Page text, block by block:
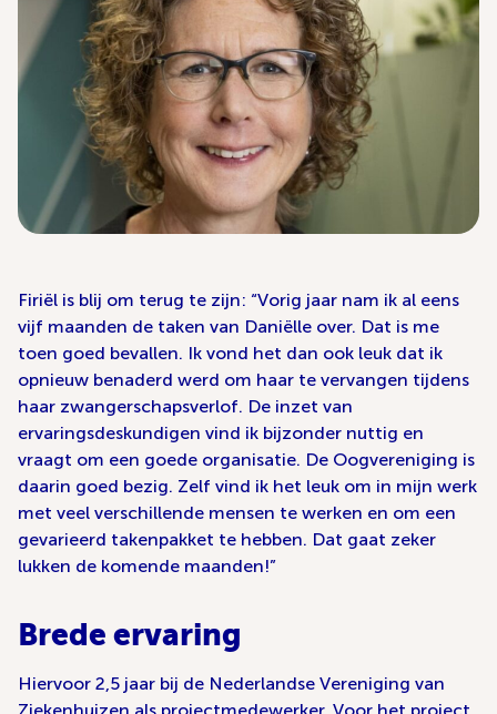
Firiël is blij om terug te zijn: “Vorig jaar nam ik al eens
vijf maanden de taken van Daniëlle over. Dat is me
toen goed bevallen. Ik vond het dan ook leuk dat ik
opnieuw benaderd werd om haar te vervangen tijdens
haar zwangerschapsverlof. De inzet van
ervaringsdeskundigen vind ik bijzonder nuttig en
vraagt om een goede organisatie. De Oogvereniging is
daarin goed bezig. Zelf vind ik het leuk om in mijn werk
met veel verschillende mensen te werken en om een
gevarieerd takenpakket te hebben. Dat gaat zeker
lukken de komende maanden!”
Brede ervaring
Hiervoor 2,5 jaar bij de Nederlandse Vereniging van